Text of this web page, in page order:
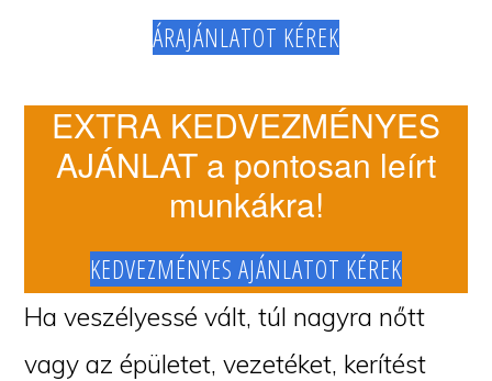
ÁRAJÁNLATOT KÉREK
EXTRA KEDVEZMÉNYES
AJÁNLAT a pontosan leírt
munkákra!
KEDVEZMÉNYES AJÁNLATOT KÉREK
Ha veszélyessé vált, túl nagyra nőtt
vagy az épületet, vezetéket, kerítést